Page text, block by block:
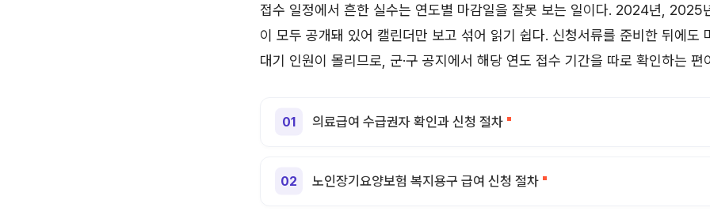
접수 일정에서 흔한 실수는 연도별 마감일을 잘못 보는 일이다. 2024년, 2025
이 모두 공개돼 있어 캘린더만 보고 섞어 읽기 쉽다. 신청서류를 준비한 뒤에도
대기 인원이 몰리므로, 군·구 공지에서 해당 연도 접수 기간을 따로 확인하는 편
의료급여 수급권자 확인과 신청 절차
노인장기요양보험 복지용구 급여 신청 절차